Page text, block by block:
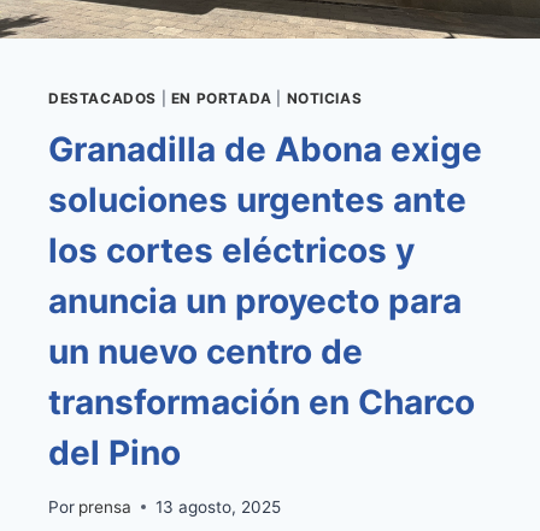
MOMENTOS
DE
CONSUMO
DESTACADOS EN PORTADA NOTICIAS
Granadilla de Abona exige
soluciones urgentes ante
los cortes eléctricos y
anuncia un proyecto para
un nuevo centro de
transformación en Charco
del Pino
Por prensa 13 agosto, 2025